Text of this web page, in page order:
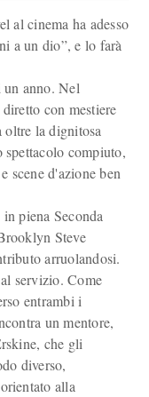
al cinema ha adesso
a un dio”, e lo farà
un anno. Nel
con mestiere
oltre la dignitosa
spettacolo compiuto,
scene d'azione ben
piena Seconda
Steve
arruolandosi.
servizio. Come
entrambi i
un mentore,
che gli
diverso,
alla